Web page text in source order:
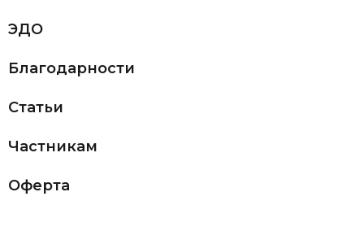
ЭДО
Благодарности
Статьи
Частникам
Оферта